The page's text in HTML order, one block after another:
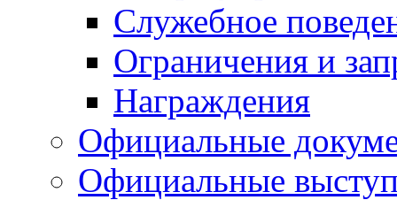
Служебное
Ограничения и
Награждения
Официальные
Официальные